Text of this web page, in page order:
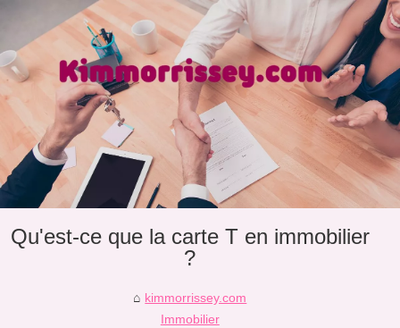
Qu'est-ce que la carte T en immobilier
?
kimmorrissey.com
Immobilier